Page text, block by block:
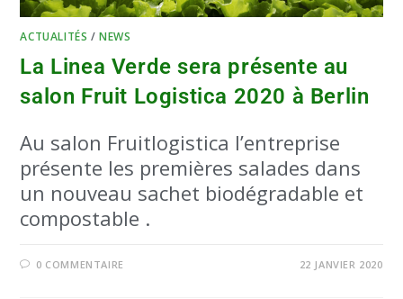
ACTUALITÉS /NEWS
La Linea Verde sera présente au
salon Fruit Logistica 2020 à Berlin
Au salon Fruitlogistica l’entreprise
présente les premières salades dans
un nouveau sachet biodégradable et
compostable .
0 COMMENTAIRE 22 JANVIER 2020